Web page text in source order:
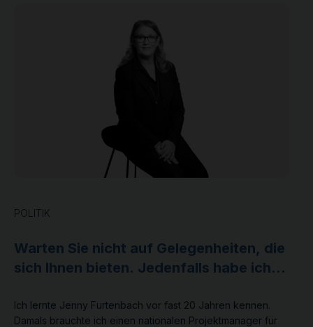
POLITIK
Warten Sie nicht auf Gelegenheiten, die
sich Ihnen bieten. Jedenfalls habe ich
Ich lernte Jenny Furtenbach vor fast 20 Jahren kennen.
Damals brauchte ich einen nationalen Projektmanager für